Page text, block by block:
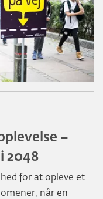
–
2048
for at opleve et
når en